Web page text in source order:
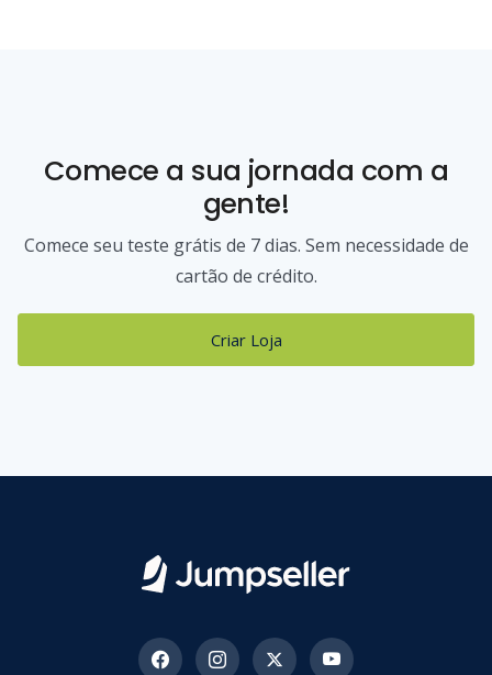
Comece a sua jornada com a
gente!
Comece seu teste grátis de 7 dias. Sem necessidade de
cartão de crédito.
Criar Loja